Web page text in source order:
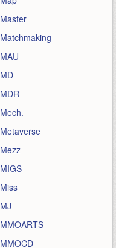
Master
Matchmaking
MAU
MD
MDR
Mech.
Metaverse
Mezz
MIGS
Miss
MJ
MMOARTS
MMOCD